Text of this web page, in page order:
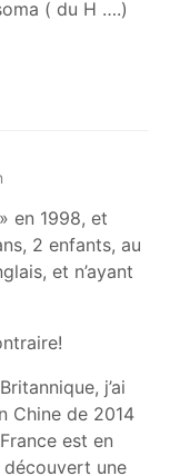
( du H ….)
en 1998, et
2 enfants, au
et n’ayant
j’ai
Chine de 2014
est en
découvert une